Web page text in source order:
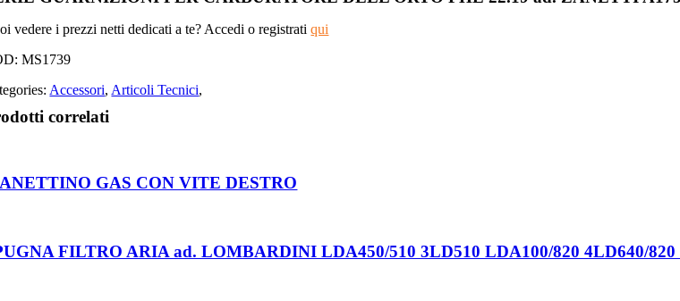
vedere i prezzi netti dedicati a te? Accedi o registratiqui
MS1739
Accessori, Articoli Tecnici,
correlati
GAS CON VITE DESTRO
FILTRO ARIA ad. LOMBARDINI LDA450/510 3LD510 LDA100/820 4LD640/